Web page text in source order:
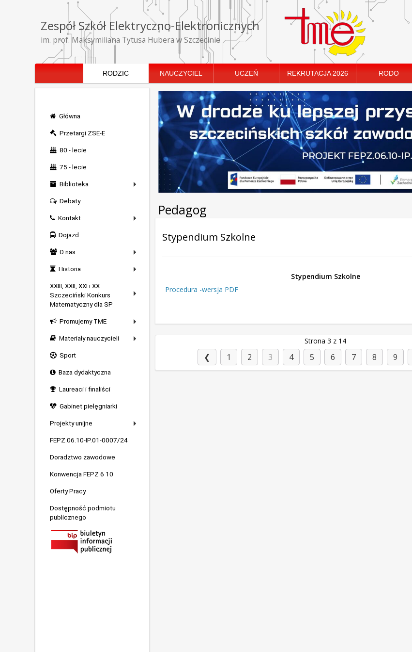
Zespół Szkół Elektryczno-Elektronicznych
im. prof. Maksymiliana Tytusa Hubera w Szczecinie
RODZIC NAUCZYCIEL UCZEŃ REKRUTACJA 2026 RODO
Główna
Przetargi ZSE-E
80 - lecie
75 - lecie
Biblioteka
Debaty
Kontakt
Dojazd
O nas
Historia
XXIII, XXII, XXI i XX
Szczeciński Konkurs
Matematyczny dla SP
Promujemy TME
Materiały nauczycieli
Sport
Baza dydaktyczna
Laureaci i finaliści
Gabinet pielęgniarki
Projekty unijne
FEPZ.06.10-IP.01-0007/24
Doradztwo zawodowe
Konwencja FEPZ 6 10
Oferty Pracy
Dostępność podmiotu
publicznego
Pedagog
Stypendium Szkolne
Stypendium Szkolne
Procedura -wersja PDF
Strona 3 z 14
❮ 1 2 3 4 5 6 7 8 9